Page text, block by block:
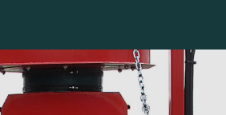
ROMÂNESC
SUOMALAINEN
SLOVENSKÁ